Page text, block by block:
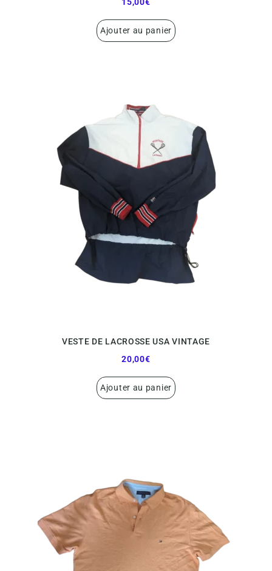
Ajouter au panier
VESTE DE LACROSSE USA VINTAGE
20,00€
Ajouter au panier